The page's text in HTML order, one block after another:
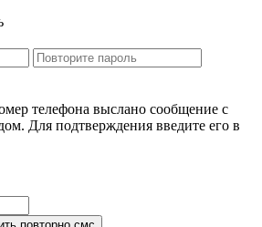
телефона выслано сообщение с
Для подтверждения введите его в